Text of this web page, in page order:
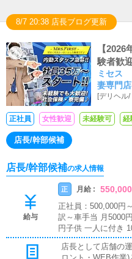
8/7 20:38 店長ブログ更新
【
験者歓
給休暇/
い金5万
レンジ
ミセス
妻専門
[デリヘル/
正社員 女性歓迎 未経験可 経
店長/幹部候補
店長/幹部候補の求人情報
給与
正 月給 : 550,000
正社員：500,000円
訳～車手当 月5000
円子供 一人に付き
合ガソリン代 全額
円～100000円歩合
店長として店舗の